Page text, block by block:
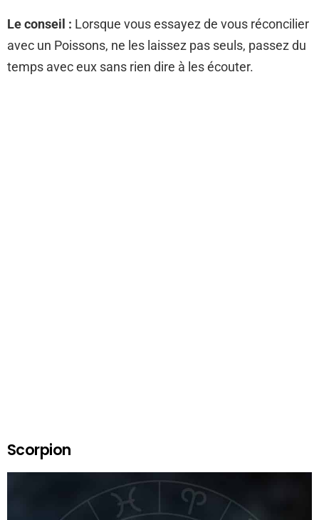
Le conseil : Lorsque vous essayez de vous réconcilier
avec un Poissons, ne les laissez pas seuls, passez du
temps avec eux sans rien dire à les écouter.
Scorpion